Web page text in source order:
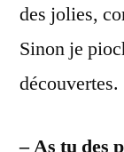
des jolies,
Sinon je
découvertes.
– As tu des